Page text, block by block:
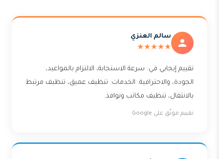
سالم العنزي
★★★★★
تقييم إيجابي في: سرعة الاستجابة، الالتزام بالمواعيد،
الجودة، والاحترافية. الخدمات: تنظيف عميق، تنظيف مرتبط
بالانتقال، تنظيف مكاتب ونوافذ.
تقييم موثّق على Google